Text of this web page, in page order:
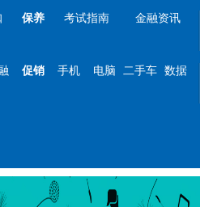
保养 考试指南 金融资讯
促销 手机 电脑 二手车 数据